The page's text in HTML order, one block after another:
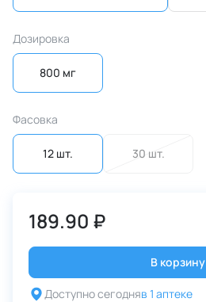
Дозировка
800 мг
Фасовка
12 шт. 30 шт.
189.90 ₽
В корзину
Доступно сегодняв 1 аптеке